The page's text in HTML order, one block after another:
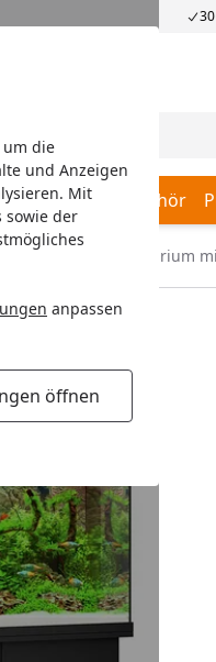
um die
und Anzeigen
Mit
sowie der
anpassen
öffnen
Suche
Pumpen & Zubehör
Rio 240 LED Aquarium